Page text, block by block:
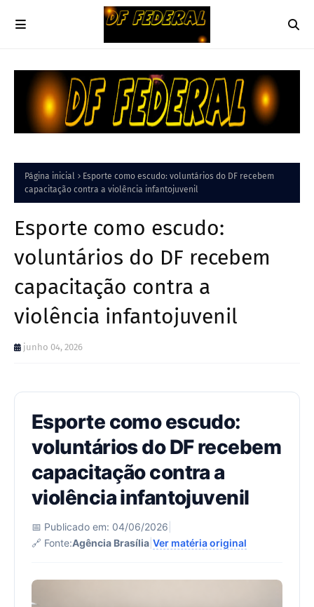
Página inicial
Esporte como escudo: voluntários do DF recebem
capacitação contra a violência infantojuvenil
Esporte como escudo:
voluntários do DF recebem
capacitação contra a
violência infantojuvenil
junho 04, 2026
Esporte como escudo:
voluntários do DF recebem
capacitação contra a
violência infantojuvenil
📅 Publicado em: 04/06/2026
🔗 Fonte:Agência Brasília Ver matéria original